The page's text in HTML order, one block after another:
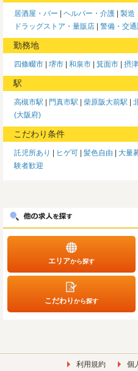
居酒屋・バー ヘルパー・介護 製造
ドラッグストア・量販店
警備・交
勤務地
四條畷市 堺市 和泉市 箕面市 摂
駅
高槻市駅 門真市駅 柴原阪大前駅
(大阪府)
こだわり条件
託児所あり ヒゲ可 髪色自由 大量
験者歓迎
エリアから探す
こだわりから探す
利用規約 個